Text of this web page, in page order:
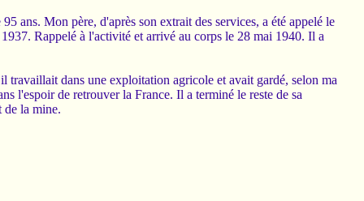
ans. Mon père, d'après son extrait des services, a été appelé le
Rappelé à l'activité et arrivé au corps le 28 mai 1940. Il a
travaillait dans une exploitation agricole et avait gardé, selon ma
l'espoir de retrouver la France. Il a terminé le reste de sa
de la mine.